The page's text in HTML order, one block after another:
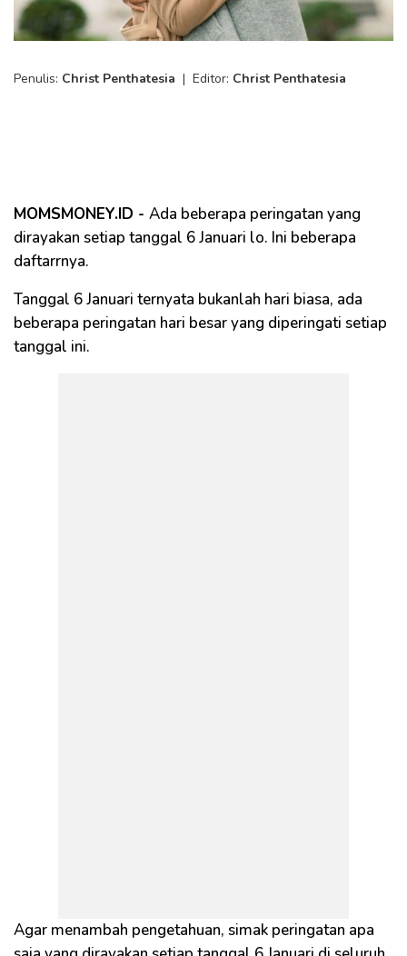
Penulis: Christ Penthatesia | Editor: Christ Penthatesia
MOMSMONEY.ID - Ada beberapa peringatan yang
dirayakan setiap tanggal 6 Januari lo. Ini beberapa
daftarrnya.
Tanggal 6 Januari ternyata bukanlah hari biasa, ada
beberapa peringatan hari besar yang diperingati setiap
tanggal ini.
Agar menambah pengetahuan, simak peringatan apa